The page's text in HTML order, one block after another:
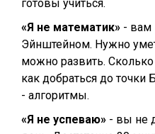
готовы учиться.
«Я не математик» - вам
Эйнштейном. Нужно
можно развить.
как добраться до точки
- алгоритмы.
«Я не успеваю» - вы не